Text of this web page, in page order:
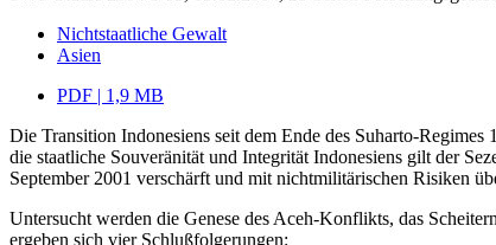
Nichtstaatliche Gewalt
Asien
PDF | 1,9 MB
Die Transition Indonesiens seit dem Ende des Suharto-
die staatliche Souveränität und Integrität Indonesiens gilt der
September 2001 verschärft und mit nichtmilitärischen Risiken
Untersucht werden die Genese des Aceh-Konflikts, das
ergeben sich vier Schlußfolgerungen: